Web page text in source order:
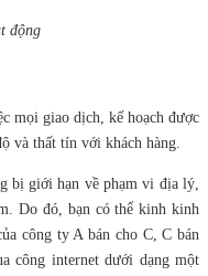
động
mọi giao dịch, kế hoạch được
và thất tín với khách hàng.
bị giới hạn về phạm vi địa lý,
Do đó, bạn có thể kinh kinh
công ty A bán cho C, C bán
công internet dưới dạng một